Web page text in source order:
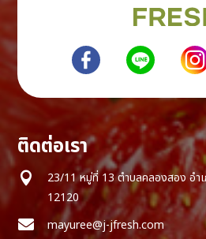
ติดต่อเรา

23/11 หมู่ที่ 13 ตำบลคลองสอง อำ
12120

mayuree@j-jfresh.com